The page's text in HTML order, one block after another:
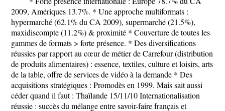
2009, Amériques 13.7%. * Une approche multiformats :
hypermarché (62.1% du CA 2009), supermarché (21.5%),
maxidiscompte (11.2%) & proximité * Couverture de toutes les
gammes de formats > forte présence. * Des diversifications
réussies par rapport au cœur de métier de Carrefour (distribution
de produits alimentaires) : essence, textiles, culture et loisirs, arts
de la table, offre de services de vidéo à la demande * Des
acquisitions stratégiques : Promodès en 1999. Mais sait aussi
céder quand il faut : Thaïlande 15/11/10 Internationalisation
réussie : succès du mélange entre savoir-faire français et